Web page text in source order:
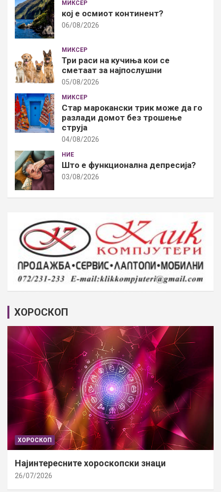
МИКСЕР
кој е осмиот континент?
06/08/2026
МИКСЕР
Три раси на кучиња кои се
сметаат за најпослушни
05/08/2026
МИКСЕР
Стар марокански трик може да го
разлади домот без трошење
струја
04/08/2026
НИЕ
Што е функционална депресија?
03/08/2026
ХОРОСКОП
ХОРОСКОП
Најинтересните хороскопски знаци
26/07/2026